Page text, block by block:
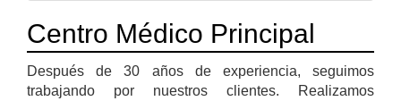
Centro Médico Principal
Después de 30 años de experiencia, seguimos
trabajando por nuestros clientes. Realizamos